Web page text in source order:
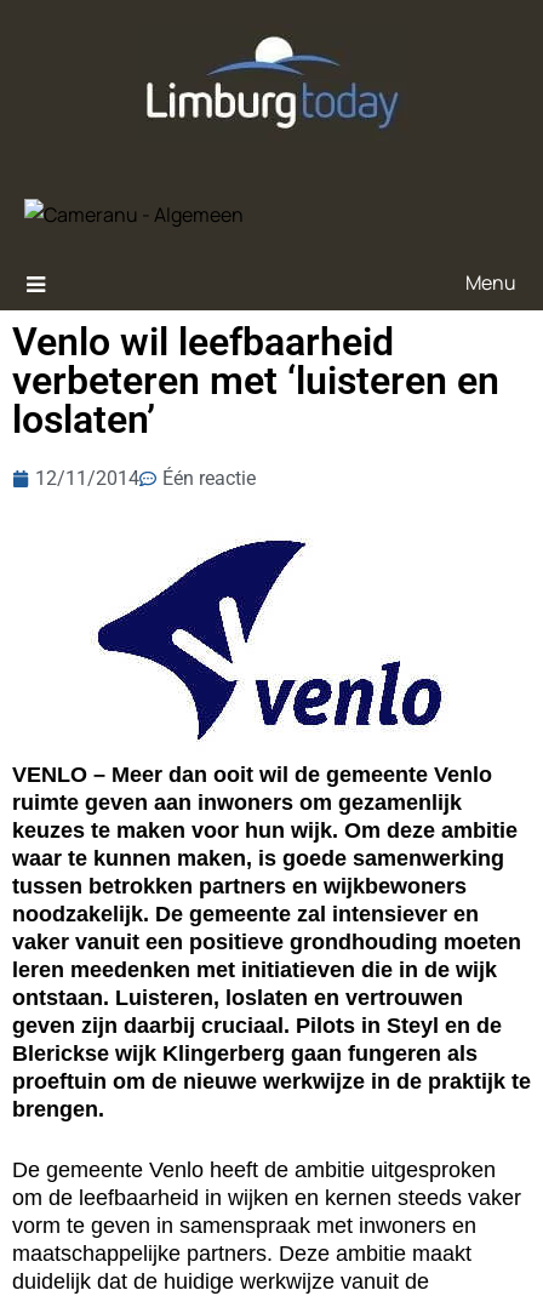
Menu
Venlo wil leefbaarheid
verbeteren met ‘luisteren en
loslaten’
12/11/2014 Één reactie
VENLO – Meer dan ooit wil de gemeente Venlo
ruimte geven aan inwoners om gezamenlijk
keuzes te maken voor hun wijk. Om deze ambitie
waar te kunnen maken, is goede samenwerking
tussen betrokken partners en wijkbewoners
noodzakelijk. De gemeente zal intensiever en
vaker vanuit een positieve grondhouding moeten
leren meedenken met initiatieven die in de wijk
ontstaan. Luisteren, loslaten en vertrouwen
geven zijn daarbij cruciaal. Pilots in Steyl en de
Blerickse wijk Klingerberg gaan fungeren als
proeftuin om de nieuwe werkwijze in de praktijk te
brengen.
De gemeente Venlo heeft de ambitie uitgesproken
om de leefbaarheid in wijken en kernen steeds vaker
vorm te geven in samenspraak met inwoners en
maatschappelijke partners. Deze ambitie maakt
duidelijk dat de huidige werkwijze vanuit de